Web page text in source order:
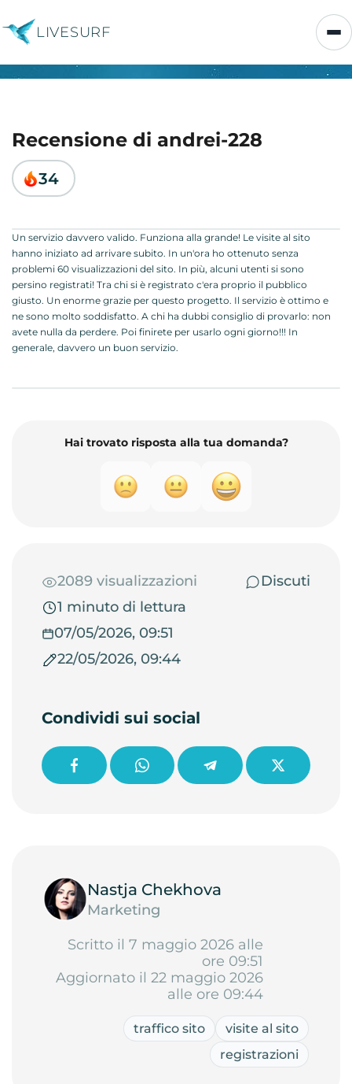
LIVESURF
Recensione di andrei-228
34
Un servizio davvero valido. Funziona alla grande! Le visite al sito
hanno iniziato ad arrivare subito. In un'ora ho ottenuto senza
problemi 60 visualizzazioni del sito. In più, alcuni utenti si sono
persino registrati! Tra chi si è registrato c'era proprio il pubblico
giusto. Un enorme grazie per questo progetto. Il servizio è ottimo e
ne sono molto soddisfatto. A chi ha dubbi consiglio di provarlo: non
avete nulla da perdere. Poi finirete per usarlo ogni giorno!!! In
generale, davvero un buon servizio.
Hai trovato risposta alla tua domanda?
2089 visualizzazioni
Discuti
1 minuto di lettura
07/05/2026, 09:51
22/05/2026, 09:44
Condividi sui social
Nastja Chekhova
Marketing
Scritto il 7 maggio 2026 alle
ore 09:51
Aggiornato il 22 maggio 2026
alle ore 09:44
traffico sito
visite al sito
registrazioni